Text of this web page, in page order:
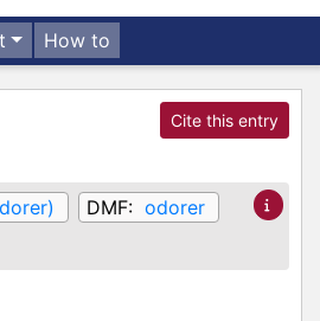
How to
Cite this entry
DMF: odorer